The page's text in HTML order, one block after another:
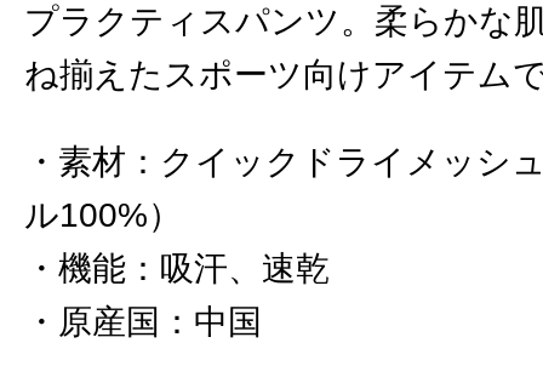
プラクティスパンツ。柔らかな
ね揃えたスポーツ向けアイテム
素材 ： クイックドライメッシ
ル100%）
機能 ： 吸汗、速乾
原産国 ： 中国